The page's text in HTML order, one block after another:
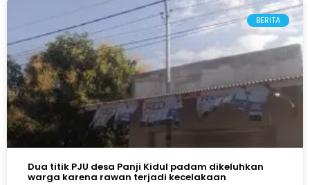
BERITA
Dua titik PJU desa Panji Kidul padam dikeluhkan
warga karena rawan terjadi kecelakaan